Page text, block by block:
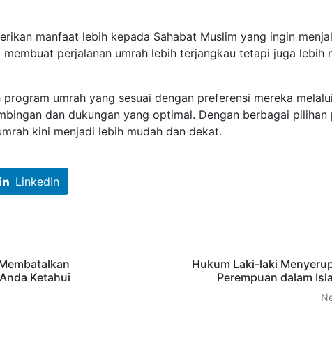
manfaat lebih kepada Sahabat Muslim yang ingin
perjalanan umrah lebih terjangkau tetapi juga lebih
umrah yang sesuai dengan preferensi mereka
dan dukungan yang optimal. Dengan berbagai pilihan
kini menjadi lebih mudah dan dekat.
LinkedIn
Ketahui
Hukum Laki-laki
Perempuan dalam